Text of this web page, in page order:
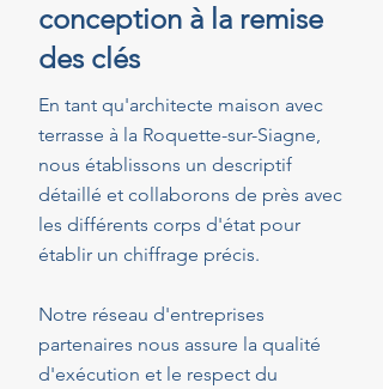
conception à la remise
des clés
En tant qu'architecte maison avec
terrasse à la Roquette-sur-Siagne,
nous établissons un descriptif
détaillé et collaborons de près avec
les différents corps d'état pour
établir un chiffrage précis.
Notre réseau d'entreprises
partenaires nous assure la qualité
d'exécution et le respect du